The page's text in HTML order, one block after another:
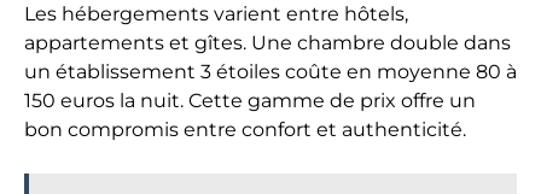
Les hébergements varient entre hôtels,
appartements et gîtes. Une chambre double dans
un établissement 3 étoiles coûte en moyenne 80 à
150 euros la nuit. Cette gamme de prix offre un
bon compromis entre confort et authenticité.